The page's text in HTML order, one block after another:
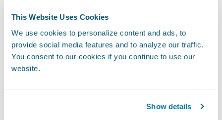
This Website Uses Cookies
We use cookies to personalize content and ads, to
provide social media features and to analyze our traffic.
You consent to our cookies if you continue to use our
website.
Show details
L’Europe est pionnière, mais d’autres pays
expérimentent. Le Brésil a lancé son
programme “Open Insurance” dès 2021. Plus
de 16 millions de transactions API ont été
enregistrées en un an. Toutefois, l’adoption
régulateur a dû revoir le calendrier initial.